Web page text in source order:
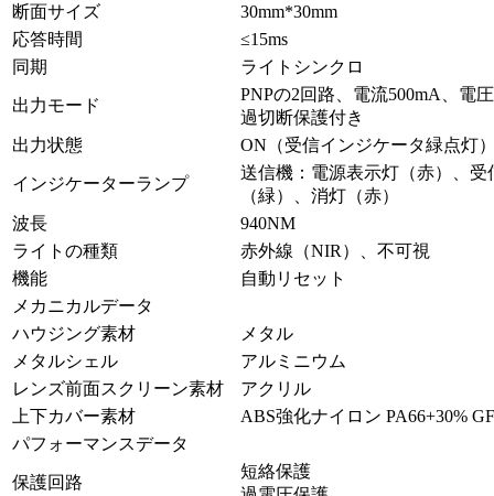
断面サイズ
30mm*30mm
応答時間
≤15ms
同期
ライトシンクロ
出力モード
PNPの2回路、電流500mA、電
過切断保護付き
出力状態
ON（受信インジケータ緑点灯
インジケーターランプ
送信機：電源表示灯（赤）、
（緑）、消灯（赤）
波長
940NM
ライトの種類
赤外線（NIR）、不可視
機能
自動リセット
メカニカルデータ
ハウジング素材
メタル
メタルシェル
アルミニウム
レンズ前面スクリーン素材
アクリル
上下カバー素材
ABS強化ナイロン PA66+30% GF
パフォーマンスデータ
保護回路
短絡保護